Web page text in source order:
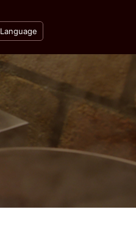
Language